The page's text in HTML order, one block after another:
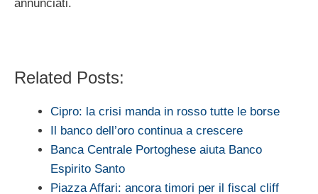
annunciati.
Related Posts:
Cipro: la crisi manda in rosso tutte le borse
Il banco dell’oro continua a crescere
Banca Centrale Portoghese aiuta Banco
Espirito Santo
Piazza Affari: ancora timori per il fiscal cliff